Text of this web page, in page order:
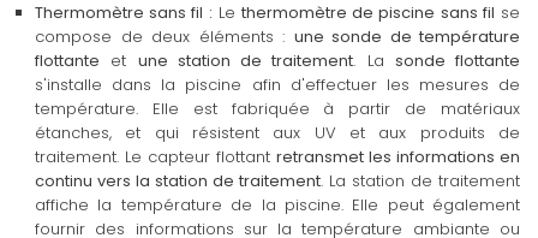
Thermomètre sans fil : Lethermomètre de piscine sans fil se
compose de deux éléments : une sonde de température
flottante et une station de traitement. La sonde flottante
s'installe dans la piscine afin d'effectuer les mesures de
température. Elle est fabriquée à partir de matériaux
étanches, et qui résistent aux UV et aux produits de
traitement. Le capteur flottant retransmet les informations en
continu vers la station de traitement. La station de traitement
affiche la température de la piscine. Elle peut également
fournir des informations sur la température ambiante ou